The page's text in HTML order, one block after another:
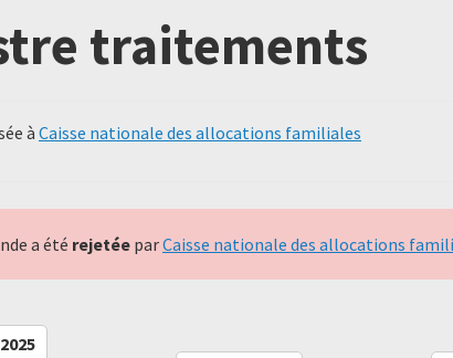
traitements
à Caisse nationale des allocations familiales
a été rejetée parCaisse nationale des allocations